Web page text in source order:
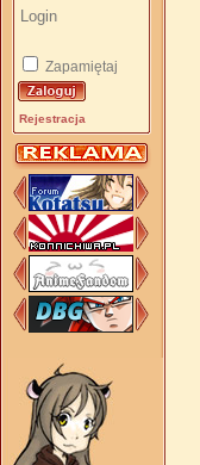
Zapamiętaj
Rejestracja